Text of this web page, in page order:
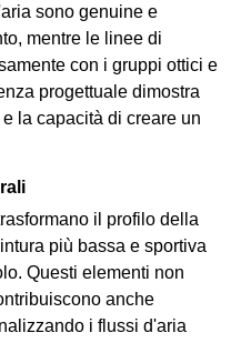
sono genuine e
mentre le linee di
con i gruppi ottici e
progettuale dimostra
la capacità di creare un
il profilo della
più bassa e sportiva
Questi elementi non
anche
i flussi d'aria